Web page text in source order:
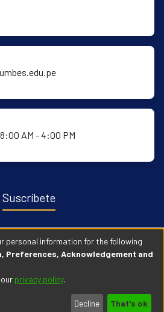
AM - 4:00 PM
Suscríbete
nuevas publicaciones y eventos
el repositorio. ingresa Aqui →
personal information for the following
Preferences, Acknowledgement and
privacy policy.
Decline That's ok